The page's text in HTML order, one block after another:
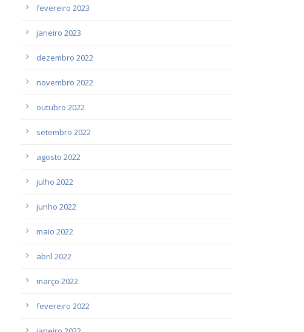
fevereiro 2023
janeiro 2023
dezembro 2022
novembro 2022
outubro 2022
setembro 2022
agosto 2022
julho 2022
junho 2022
maio 2022
abril 2022
março 2022
fevereiro 2022